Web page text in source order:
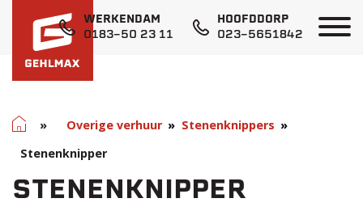
WERKENDAM
0183-50 23 11
HOOFDDORP
023-5651842
Home
» Overige verhuur
Stenenknippers
Stenenknipper
STENENKNIPPER